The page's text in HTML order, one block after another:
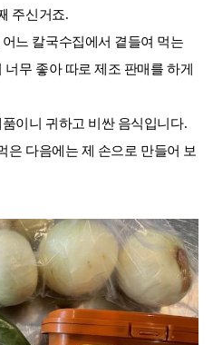
주신거죠.
느 칼국수집에서 곁들여 먹는
무 좋아 따로 제조 판매를 하게
이니 귀하고 비싼 음식입니다.
은 다음에는 제 손으로 만들어 보